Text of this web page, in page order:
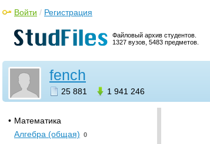
Файловый архив студентов.
1327 вузов, 5483 предметов.
Войти / Регистрация
fench
25 881 1 941 246
Сумский государственный
педагогический
• Информатика. Вычислительная
техника
Вычислительная математика и
программирование 16
• Математика
Алгебра (общая) 0